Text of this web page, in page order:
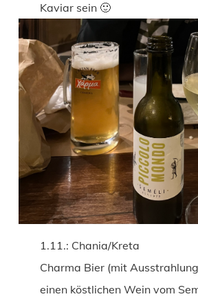
Kaviar sein 🙂
1.11.: Chania/Kreta
Charma Bier (mit
einen köstlichen Wein vom